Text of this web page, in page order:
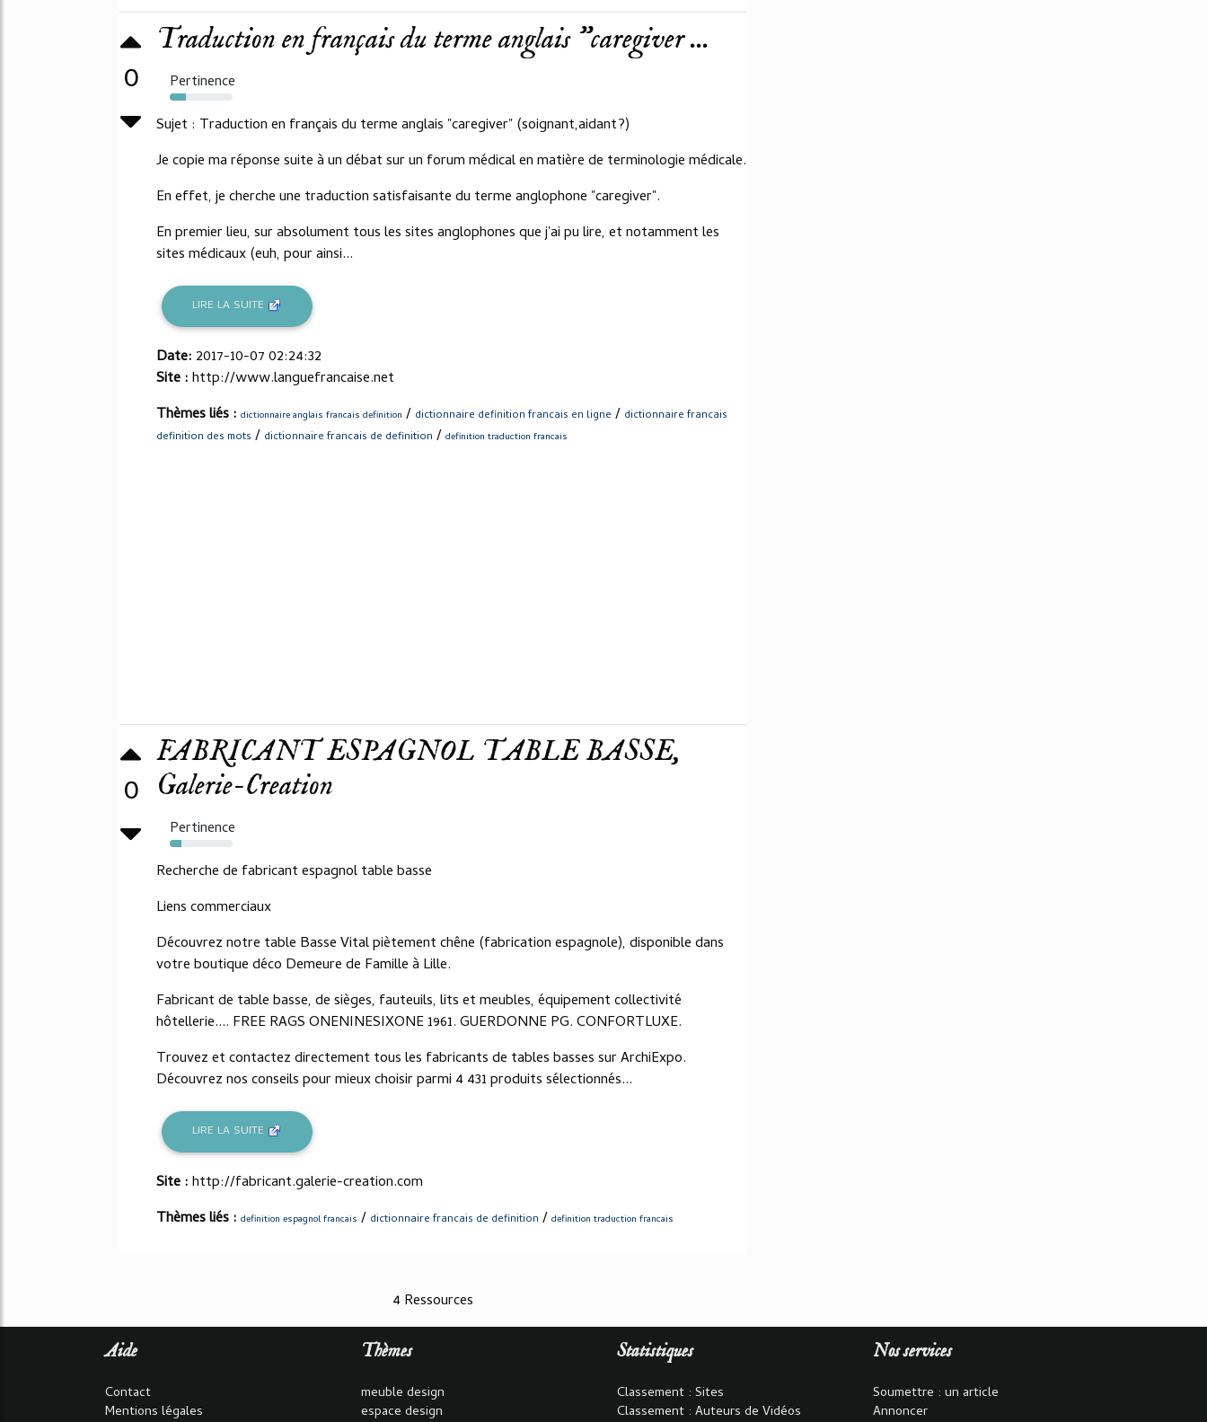
0
Traduction en français du terme anglais "caregiver ...
Pertinence
25%
Sujet : Traduction en français du terme anglais "caregiver" (soignant,aidant?)
Je copie ma réponse suite à un débat sur un forum médical en matière de terminologie médicale.
En effet, je cherche une traduction satisfaisante du terme anglophone "caregiver".
En premier lieu, sur absolument tous les sites anglophones que j'ai pu lire, et notamment les
sites médicaux (euh, pour ainsi...
LIRE LA SUITE
Date: 2017-10-07 02:24:32
Site :http://www.languefrancaise.net
Thèmes liés : dictionnaire anglais francais definition / dictionnaire definition francais en ligne / dictionnaire francais
definition des mots / dictionnaire francais de definition / definition traduction francais
0
FABRICANT ESPAGNOL TABLE BASSE,
Galerie-Creation
Pertinence
18%
Recherche de fabricant espagnol table basse
Liens commerciaux
Découvrez notre table Basse Vital piètement chêne (fabrication espagnole), disponible dans
votre boutique déco Demeure de Famille à Lille.
Fabricant de table basse, de sièges, fauteuils, lits et meubles, équipement collectivité
hôtellerie.... FREE RAGS ONENINESIXONE 1961. GUERDONNE PG. CONFORTLUXE.
Trouvez et contactez directement tous les fabricants de tables basses sur ArchiExpo.
Découvrez nos conseils pour mieux choisir parmi 4 431 produits sélectionnés...
LIRE LA SUITE
Site :http://fabricant.galerie-creation.com
Thèmes liés : definition espagnol francais / dictionnaire francais de definition / definition traduction francais
4 Ressources
Aide
Contact
Mentions légales
Thèmes
meuble design
espace design
Statistiques
Classement : Sites
Classement : Auteurs de Vidéos
Nos services
Soumettre : un article
Annoncer